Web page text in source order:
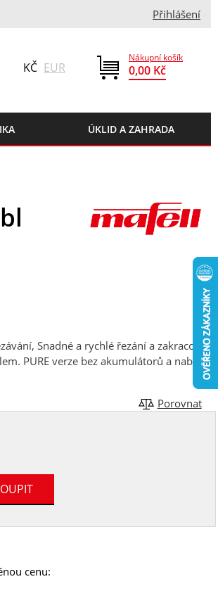
Přihlášení
Nákupní košík
0,00 Kč
KČ EUR
ÚKLID A ZAHRADA
Snadné a rychlé řezání a zakracování
PURE verze bez akumulátorů a nabíječe
Porovnat
cenu: